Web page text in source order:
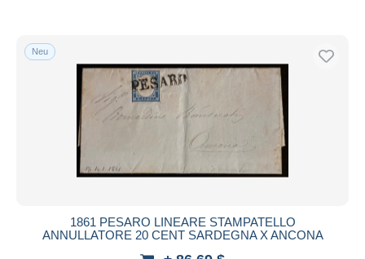
Neu
1861 PESARO LINEARE STAMPATELLO
ANNULLATORE 20 CENT SARDEGNA X ANCONA